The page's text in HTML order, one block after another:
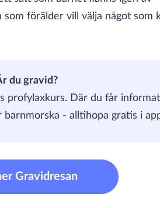
förälder vill välja något som
du gravid?
profylaxkurs. Där du får
- alltihopa gratis i
Gravidresan